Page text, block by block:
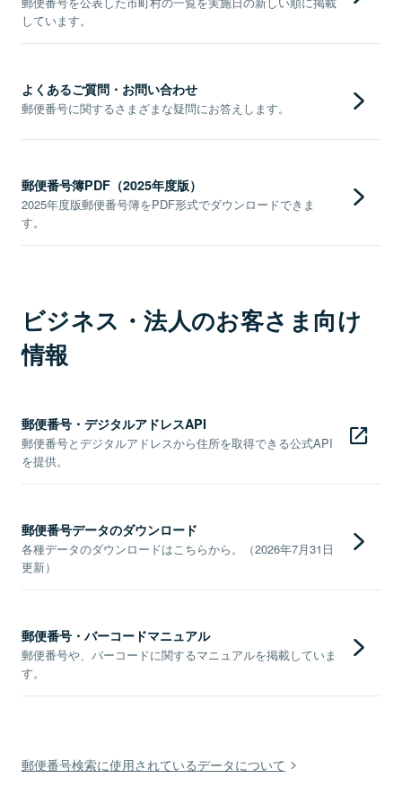
しています。
よくあるご質問・お問い合わせ
郵便番号に関するさまざまな疑問にお答えします。
郵便番号簿PDF（2025年度版）
2025年度版郵便番号簿をPDF形式でダウンロードできま
す。
ビジネス・法人のお客さま向け
情報
郵便番号・デジタルアドレスAPI
郵便番号とデジタルアドレスから住所を取得できる公式API
を提供。
郵便番号データのダウンロード
各種データのダウンロードはこちらから。（2026年7月31日
更新）
郵便番号・バーコードマニュアル
郵便番号や、バーコードに関するマニュアルを掲載していま
す。
郵便番号検索に使用されているデータについて